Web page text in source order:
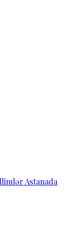
Astanada